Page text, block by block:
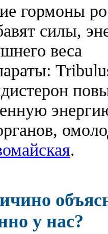
гормоны
силы,
веса
.
у нас?